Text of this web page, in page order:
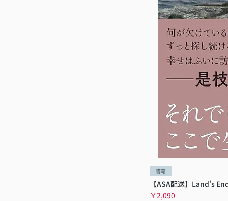
書籍
【ASA配送】Land's
価格
￥2,090